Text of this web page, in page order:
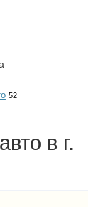
52
в г.